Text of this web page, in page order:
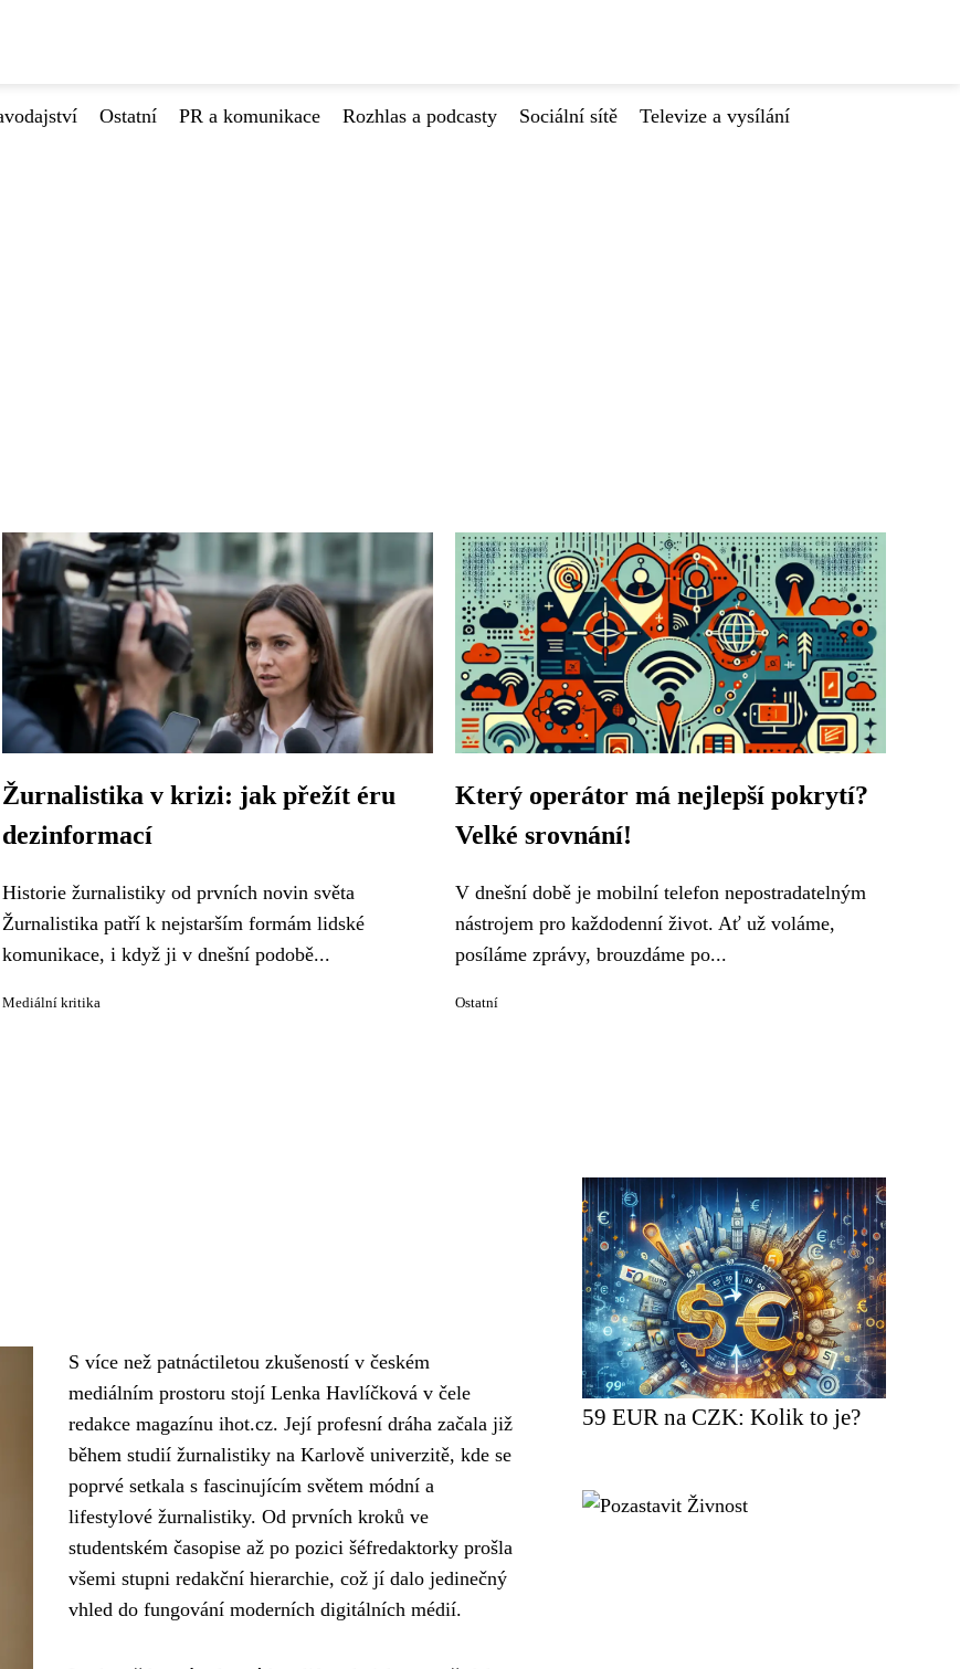
Ostatní PR a komunikace Rozhlas a podcasty Sociální sítě Televize a vysílání
Žurnalistika v krizi: jak přežít éru
dezinformací
Historie žurnalistiky od prvních novin světa
Žurnalistika patří k nejstarším formám lidské
komunikace, i když ji v dnešní podobě...
Mediální kritika
Který operátor má nejlepší pokrytí?
Velké srovnání!
V dnešní době je mobilní telefon nepostradatelným
nástrojem pro každodenní život. Ať už voláme,
posíláme zprávy, brouzdáme po...
Ostatní
S více než patnáctiletou zkušeností v českém
mediálním prostoru stojí Lenka Havlíčková v čele
redakce magazínu ihot.cz. Její profesní dráha začala již
během studií žurnalistiky na Karlově univerzitě, kde se
poprvé setkala s fascinujícím světem módní a
lifestylové žurnalistiky. Od prvních kroků ve
studentském časopise až po pozici šéfredaktorky prošla
všemi stupni redakční hierarchie, což jí dalo jedinečný
vhled do fungování moderních digitálních médií.
59 EUR na CZK: Kolik to je?